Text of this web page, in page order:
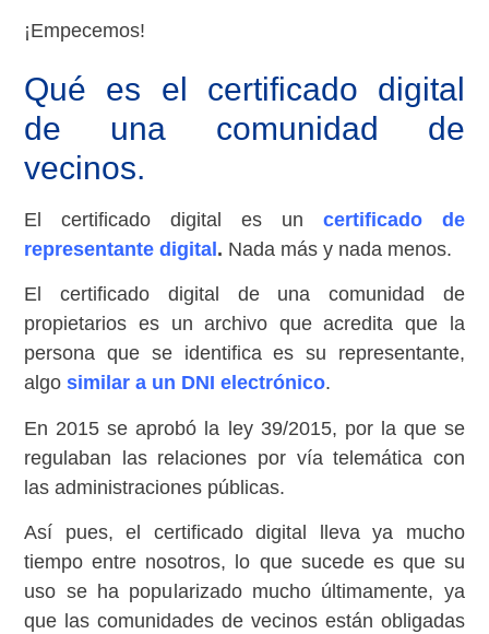
¡Empecemos!
Qué es el certificado digital
de una comunidad de
vecinos.
El certificado digital es un certificado de
representante digital. Nada más y nada menos.
El certificado digital de una comunidad de
propietarios es un archivo que acredita que la
persona que se identifica es su representante,
algosimilar a un DNI electrónico.
En 2015 se aprobó la ley 39/2015, por la que se
regulaban las relaciones por vía telemática con
las administraciones públicas.
Así pues, el certificado digital lleva ya mucho
tiempo entre nosotros, lo que sucede es que su
uso se ha popularizado mucho últimamente, ya
que las comunidades de vecinos están obligadas